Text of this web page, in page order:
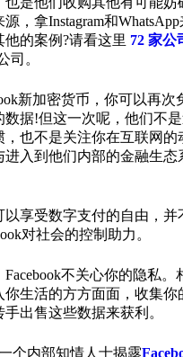
，拿Instagram和WhatsApp
的案例?请看这里 72 家公
司。
新加密货币，你可以再次
数据!但这一次呢，他们不是
，也不是关注你在互联网的
进入到他们内部的金融生态
以享受数字支付的自由，并
对社会的控制助力。
不关心你的隐私。
你生活的方方面面，收集你
出售这些数据来获利。
个内部知情人士揭露